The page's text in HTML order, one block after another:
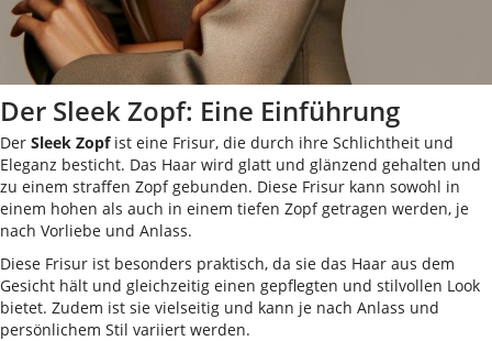
Der Sleek Zopf: Eine Einführung
Der Sleek Zopfist eine Frisur, die durch ihre Schlichtheit und
Eleganz besticht. Das Haar wird glatt und glänzend gehalten und
zu einem straffen Zopf gebunden. Diese Frisur kann sowohl in
einem hohen als auch in einem tiefen Zopf getragen werden, je
nach Vorliebe und Anlass.
Diese Frisur ist besonders praktisch, da sie das Haar aus dem
Gesicht hält und gleichzeitig einen gepflegten und stilvollen Look
bietet. Zudem ist sie vielseitig und kann je nach Anlass und
persönlichem Stil variiert werden.